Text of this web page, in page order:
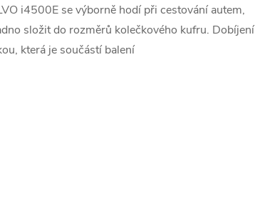
i4500E se výborně hodí při cestování autem,
složit do rozměrů kolečkového kufru. Dobíjení
která je součástí balení